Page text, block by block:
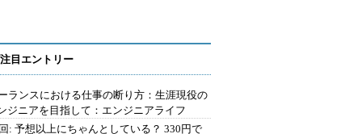
目エントリー
ランスにおける仕事の断り方：生涯現役の
ジニアを目指して：エンジニアライフ
: 予想以上にちゃんとしている？ 330円で